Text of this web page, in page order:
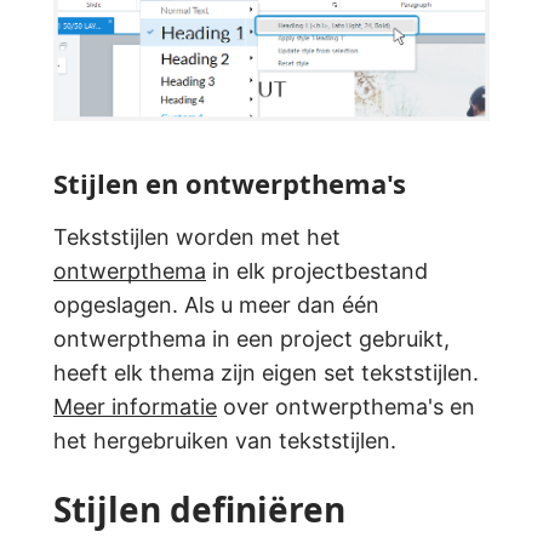
Stijlen en ontwerpthema's
Tekststijlen worden met het
ontwerpthema in elk projectbestand
opgeslagen. Als u meer dan één
ontwerpthema in een project gebruikt,
heeft elk thema zijn eigen set tekststijlen.
Meer informatie over ontwerpthema's en
het hergebruiken van tekststijlen.
Stijlen definiëren